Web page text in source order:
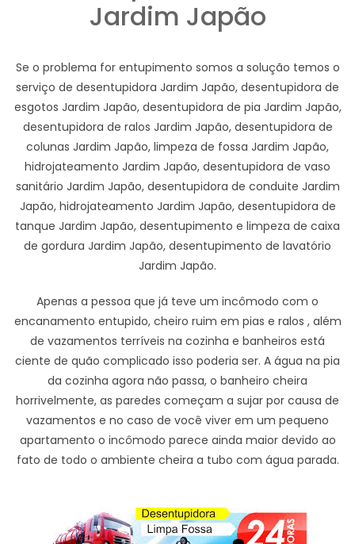
Jardim Japão
Se o problema for entupimento somos a solução temos o
serviço de desentupidora Jardim Japão, desentupidora de
esgotos Jardim Japão, desentupidora de pia Jardim Japão,
desentupidora de ralos Jardim Japão, desentupidora de
colunas Jardim Japão, limpeza de fossa Jardim Japão,
hidrojateamento Jardim Japão, desentupidora de vaso
sanitário Jardim Japão, desentupidora de conduite Jardim
Japão, hidrojateamento Jardim Japão, desentupidora de
tanque Jardim Japão, desentupimento e limpeza de caixa
de gordura Jardim Japão, desentupimento de lavatório
Jardim Japão.
Apenas a pessoa que já teve um incômodo com o
encanamento entupido, cheiro ruim em pias e ralos , além
de vazamentos terríveis na cozinha e banheiros está
ciente de quão complicado isso poderia ser. A água na pia
da cozinha agora não passa, o banheiro cheira
horrivelmente, as paredes começam a sujar por causa de
vazamentos e no caso de você viver em um pequeno
apartamento o incômodo parece ainda maior devido ao
fato de todo o ambiente cheira a tubo com água parada.